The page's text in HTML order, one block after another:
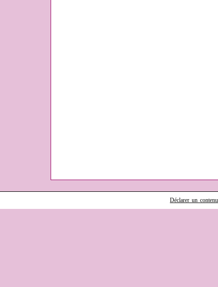
Déclarer un